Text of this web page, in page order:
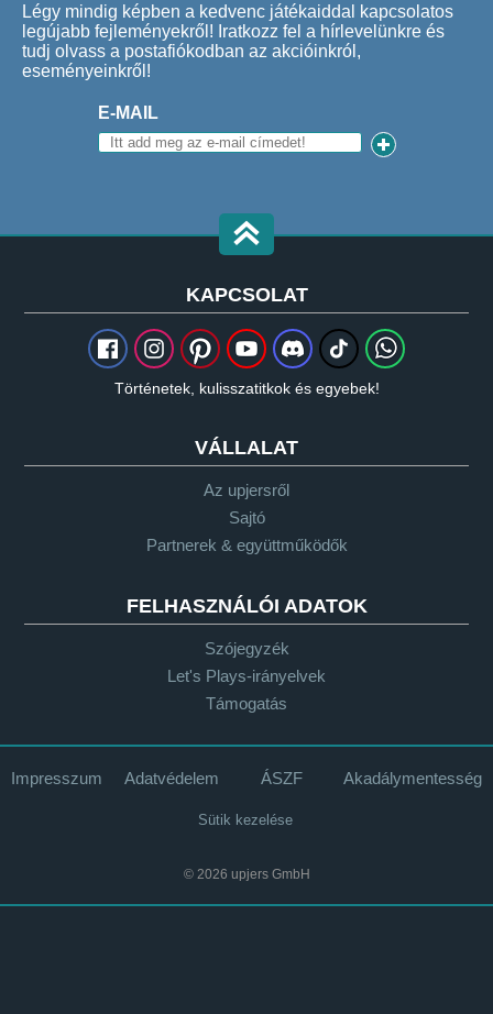
Légy mindig képben a kedvenc játékaiddal kapcsolatos
legújabb fejleményekről! Iratkozz fel a hírlevelünkre és
tudj olvass a postafiókodban az akcióinkról,
eseményeinkről!
E-MAIL
KAPCSOLAT
Történetek, kulisszatitkok és egyebek!
VÁLLALAT
Az upjersről
Sajtó
Partnerek & együttműködők
FELHASZNÁLÓI ADATOK
Szójegyzék
Let's Plays-irányelvek
Támogatás
Impresszum Adatvédelem ÁSZF Akadálymentesség
Sütik kezelése
© 2026 upjers GmbH